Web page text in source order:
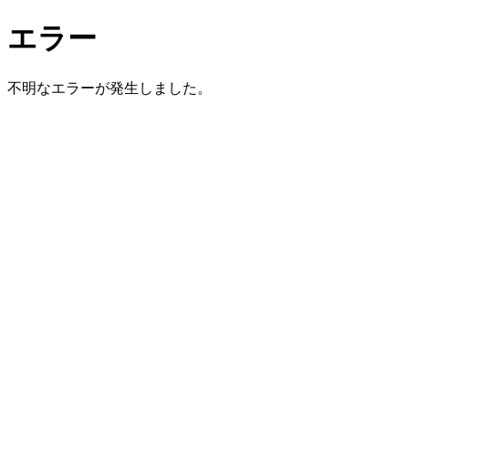
エラー
不明なエラーが発生しました。